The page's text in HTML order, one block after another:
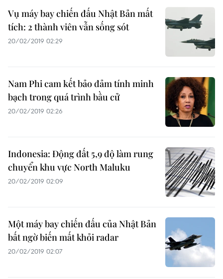
Vụ máy bay chiến đấu Nhật Bản mất
tích: 2 thành viên vẫn sống sót
20/02/2019 02:29
Nam Phi cam kết bảo đảm tính minh
bạch trong quá trình bầu cử
20/02/2019 02:26
Indonesia: Động đất 5,9 độ làm rung
chuyển khu vực North Maluku
20/02/2019 02:09
Một máy bay chiến đấu của Nhật Bản
bất ngờ biến mất khỏi radar
20/02/2019 02:07